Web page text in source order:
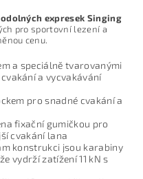
expresek Singing
pro sportovní lezení a
cenu.
a speciálně tvarovanými
a vycvakávání
pro snadné cvakání a
fixační gumičkou pro
cvakání lana
konstrukci jsou karabiny
vydrží zatížení 11 kN s